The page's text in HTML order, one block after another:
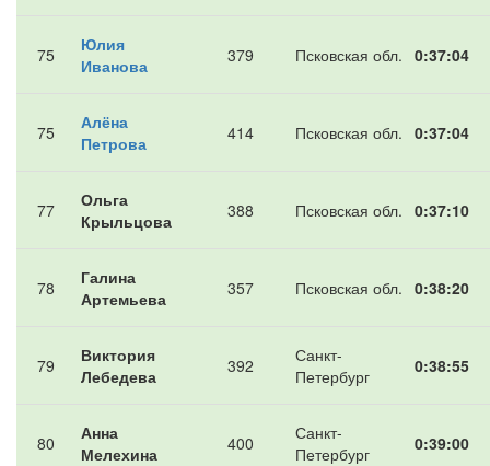
75
Юлия
Иванова
379 Псковская обл. 0:37:04
75
Алёна
Петрова
414 Псковская обл. 0:37:04
77
Ольга
Крыльцова
388 Псковская обл. 0:37:10
78
Галина
Артемьева
357 Псковская обл. 0:38:20
79
Виктория
Лебедева
392
Санкт-
Петербург
0:38:55
80
Анна
Мелехина
400
Санкт-
Петербург
0:39:00